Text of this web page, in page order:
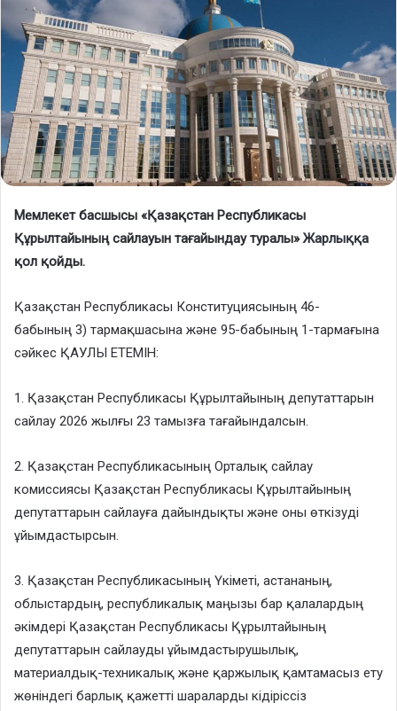
Мемлекет басшысы «Қазақстан Республикасы
Құрылтайының сайлауын тағайындау туралы»Жарлыққа
қол қойды.
Қазақстан Республикасы Конституциясының 46-
бабының 3) тармақшасына және 95-бабының 1-тармағына
сәйкес ҚАУЛЫ ЕТЕМІН:
1. Қазақстан Республикасы Құрылтайының депутаттарын
сайлау 2026 жылғы 23 тамызға тағайындалсын.
2. Қазақстан Республикасының Орталық сайлау
комиссиясы Қазақстан Республикасы Құрылтайының
депутаттарын сайлауға дайындықты және оны өткізуді
ұйымдастырсын.
3. Қазақстан Республикасының Үкіметі, астананың,
облыстардың, республикалық маңызы бар қалалардың
әкімдері Қазақстан Республикасы Құрылтайының
депутаттарын сайлауды ұйымдастырушылық,
материалдық-техникалық және қаржылық қамтамасыз ету
жөніндегі барлық қажетті шараларды кідіріссіз